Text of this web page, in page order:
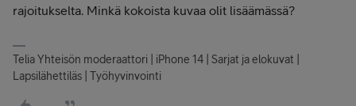
rajoitukselta. Minkä kokoista kuvaa olit lisäämässä?
Telia Yhteisön moderaattori | iPhone 14 | Sarjat ja elokuvat |
Lapsilähettiläs | Työhyvinvointi